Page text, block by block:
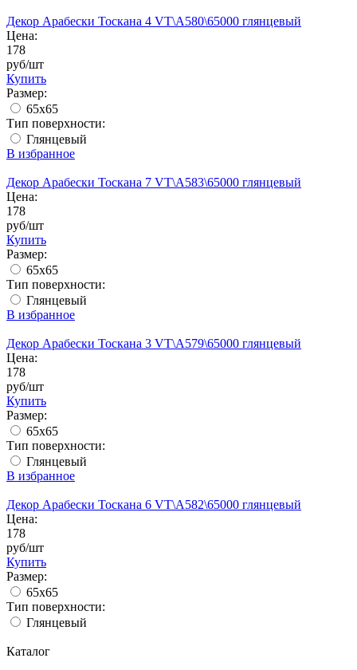
Декор Арабески Тоскана 4 VT\A580\65000 глянцевый
Цена:
178
руб/шт
Купить
Размер:
65x65
Тип поверхности:
Глянцевый
В избранное
Декор Арабески Тоскана 7 VT\A583\65000 глянцевый
Цена:
178
руб/шт
Купить
Размер:
65x65
Тип поверхности:
Глянцевый
В избранное
Декор Арабески Тоскана 3 VT\A579\65000 глянцевый
Цена:
178
руб/шт
Купить
Размер:
65x65
Тип поверхности:
Глянцевый
В избранное
Декор Арабески Тоскана 6 VT\A582\65000 глянцевый
Цена:
178
руб/шт
Купить
Размер:
65x65
Тип поверхности:
Глянцевый
Каталог